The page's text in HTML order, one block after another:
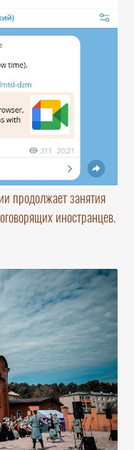
продолжает занятия
иностранцев.